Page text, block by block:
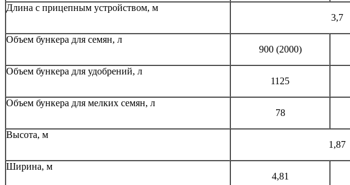
Длина с прицепным устройством, м
3,7
Объем бункера для семян, л
900 (2000)
Объем бункера для удобрений, л
1125
Объем бункера для мелких семян, л
78
Высота, м
1,87
Ширина, м
4,81